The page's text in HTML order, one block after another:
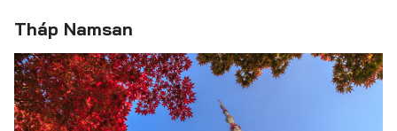
Tháp Namsan